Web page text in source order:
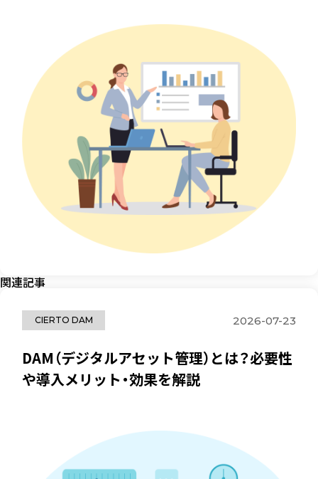
関連記事
CIERTO DAM 2026-07-23
DAM（デジタルアセット管理）とは？必要性
や導入メリット・効果を解説